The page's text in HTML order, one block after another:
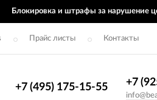
Блокировка и штрафы за нарушение
Прайс листы Контакты
+7 (495) 175-15-55 +7